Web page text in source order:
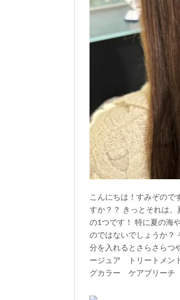
こんにちは！すみぞので
すか？？ きっとそれは、
の1つです！ 特に夏の海
のではないでしょうか？
分を入れるとさらさらつ
ージュア トリートメ
グカラー ケアブリー